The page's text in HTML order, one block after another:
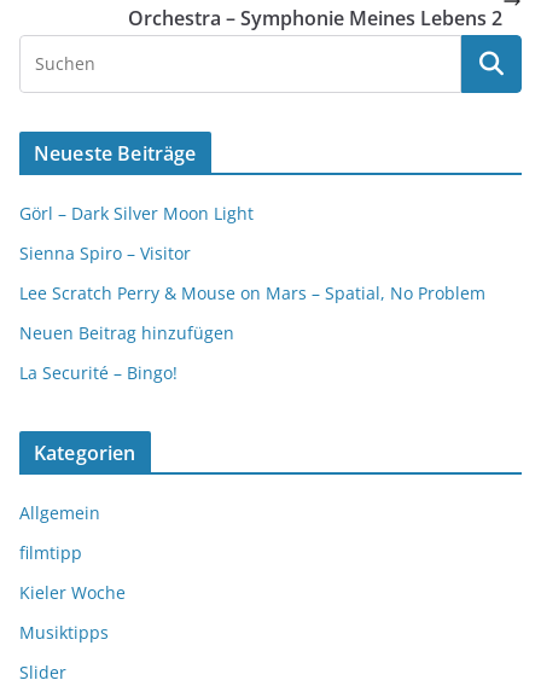
Orchestra – Symphonie Meines Lebens 2
Neueste Beiträge
Görl – Dark Silver Moon Light
Sienna Spiro – Visitor
Lee Scratch Perry & Mouse on Mars – Spatial, No Problem
Neuen Beitrag hinzufügen
La Securité – Bingo!
Kategorien
Allgemein
filmtipp
Kieler Woche
Musiktipps
Slider